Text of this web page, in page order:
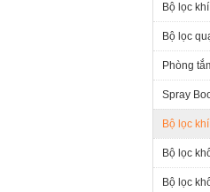
Bộ lọc
Bộ lọc
Phòng
Spray
Bộ lọc
Bộ lọc
Bộ lọc